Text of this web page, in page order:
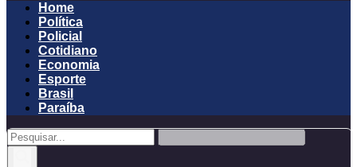
Home
Política
Policial
Cotidiano
Economia
Esporte
Brasil
Paraíba